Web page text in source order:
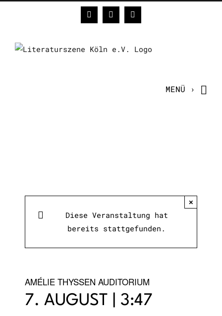
FacebookInstagram
E-
Mail
Diese Veranstaltung hat
bereits stattgefunden.
×
AMÉLIE THYSSEN AUDITORIUM
7. AUGUST | 3:47